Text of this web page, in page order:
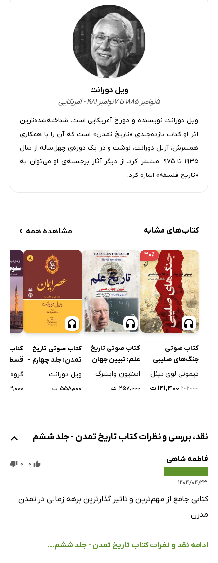
فصل ششم: داستان بورگونی 1363-1515
فصل هفتم: اروپای مرکزی 1300-1460
فصل نهم: هجوم ترکان عثمانی 1300-1516
I صحنه اسپانیا: 1300-1469
III فردیناند و ایزابل
IV شیوه‌های دستگاه تفتیش افکار
V ‌ پیشرفت دستگاه تفتیش افکار:1480-1516
VIII ادبیات اسپانیا
ویل دورانت
۵ نوامبر ۱۸۸۵ تا ۷ نوامبر ۱۹۸۱ - آمریکایی
ویل دورانت نویسنده و مورخ آمریکایی است. شناخته‌شده‌ترین
اثر او کتاب یازده‌جلدی «تاریخ تمدن» است که آن را با همکاری
همسرش، آریل دورانت، نوشت و در یک دوره‌ی چهل‌ساله از سال
۱۹۳۵ تا ۱۹۷۵ منتشر کرد. از دیگر آثار برجسته‌ی او می‌توان به
«تاریخ فلسفه» اشاره کرد.
کتاب‌های مشابه مشاهده همه ›
۳۰٪
کتاب صوتی
جنگ‌های صلیبی
تیموتی لوی بیئل
۲۰۲۰۰۰ ۱۴۱,۴۰۰ ت
کتاب صوتی تاریخ
علم: تبیین جهان
هستی
استیون واینبرگ
۲۵۷,۰۰۰ ت
کتاب صوتی تاریخ
تمدن: جلد چهارم -
دفتر دوم
ویل دورانت
۵۵۸,۰۰۰ ت
کتاب
گروه
۳۳,۰۰۰ ت
نقد، بررسی و نظرات کتاب تاریخ تمدن - جلد ششم
فاطمه شاهی
۱۴۰۴/۰۴/۲۳
0
0
کتابی جامع از مهم‌ترین و تاثیر گذارترین برهه زمانی در تمدن
مدرن
ادامه نقد و نظرات کتاب تاریخ تمدن - جلد ششم...